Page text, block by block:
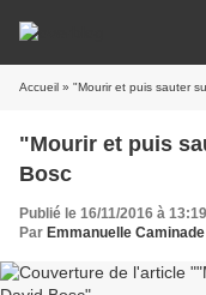
Accueil » "Mourir et puis sauter
"Mourir et puis
Bosc
Publié le 16/11/2016 à 13:19
Par Emmanuelle Caminade